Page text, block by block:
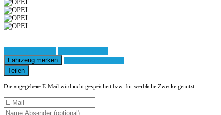
Fahrzeug merken
Teilen
Die angegebene E-Mail wird nicht gespeichert bzw. für werbliche Zwecke genutzt